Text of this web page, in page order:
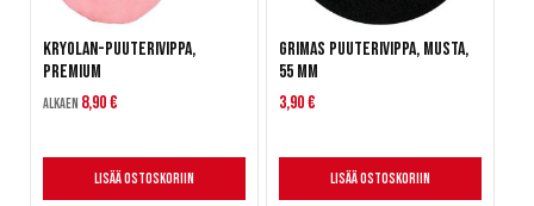
Kryolan-puuterivippa,
premium
Alkaen 8,90 €
Lisää ostoskoriin
Grimas Puuterivippa, musta,
55 mm
3,90 €
Lisää ostoskoriin